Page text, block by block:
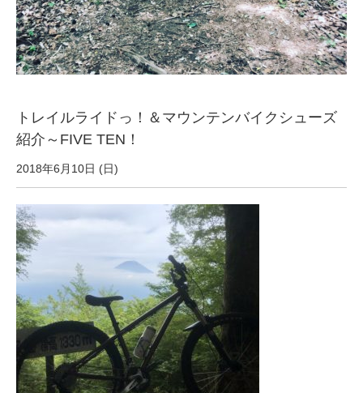
オリジナル自転車
Norwayシリーズ
コンテンツ
店舗ブログ
イベント
トレイルライドっ！＆マウンテンバイクシューズ
紹介～FIVE TEN！
2018年6月10日 (日)